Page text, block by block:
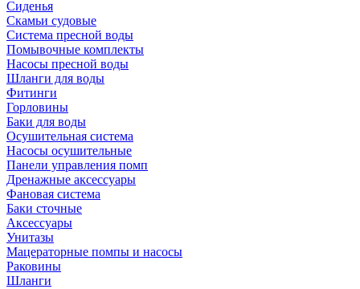
Сиденья
Скамьи судовые
Система пресной воды
Помывочные комплекты
Насосы пресной воды
Шланги для воды
Фитинги
Горловины
Баки для воды
Осушительная система
Насосы осушительные
Панели управления помп
Дренажные аксессуары
Фановая система
Баки сточные
Аксессуары
Унитазы
Мацераторные помпы и насосы
Раковины
Шланги